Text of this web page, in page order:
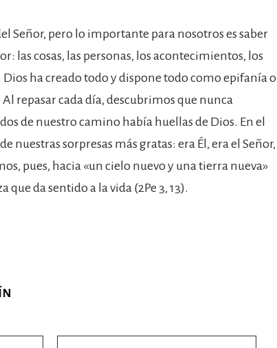
Señor, pero lo importante para nosotros es saber
las cosas, las personas, los acontecimientos, los
ha creado todo y dispone todo como epifanía o
repasar cada día, descubrimos que nunca
de nuestro camino había huellas de Dios. En el
nuestras sorpresas más gratas: era Él, era el Señor,
pues, hacia «un cielo nuevo y una tierra nueva»
que da sentido a la vida (2Pe 3, 13).